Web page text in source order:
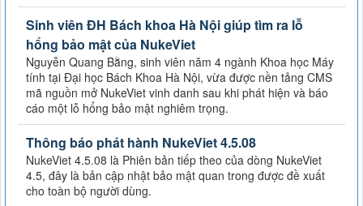
Sinh viên ĐH Bách khoa Hà Nội giúp tìm ra lỗ
hổng bảo mật của NukeViet
Nguyễn Quang Bằng, sinh viên năm 4 ngành Khoa học Máy
tính tại Đại học Bách Khoa Hà Nội, vừa được nền tảng CMS
mã nguồn mở NukeViet vinh danh sau khi phát hiện và báo
cáo một lỗ hổng bảo mật nghiêm trọng.
Thông báo phát hành NukeViet 4.5.08
NukeViet 4.5.08 là Phiên bản tiếp theo của dòng NukeViet
4.5, đây là bản cập nhật bảo mật quan trong được đề xuất
cho toàn bộ người dùng.